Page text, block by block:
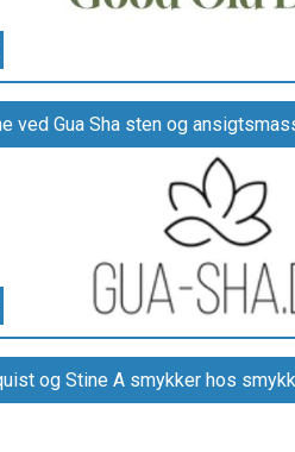
ved Gua Sha sten og
og Stine A smykker hos